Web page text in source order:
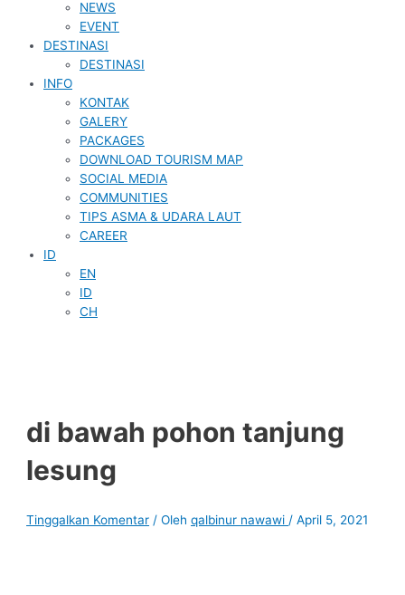
NEWS
EVENT
DESTINASI
DESTINASI
INFO
KONTAK
GALERY
PACKAGES
DOWNLOAD TOURISM MAP
SOCIAL MEDIA
COMMUNITIES
TIPS ASMA & UDARA LAUT
CAREER
ID
EN
ID
CH
di bawah pohon tanjung
lesung
Tinggalkan Komentar / Olehqalbinur nawawi /April 5, 2021